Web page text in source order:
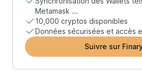
Metamask ...
10,000 cryptos disponibles
Données sécurisées et accès
Suivre sur